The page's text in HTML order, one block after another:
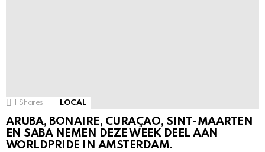
Shares LOCAL
ARUBA, BONAIRE, CURAÇAO, SINT-MAARTEN
EN SABA NEMEN DEZE WEEK DEEL AAN
WORLDPRIDE IN AMSTERDAM.